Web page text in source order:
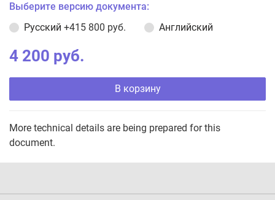
Выберите версию документа:
Русский +415 800 руб. Английский
4 200 руб.
В корзину
More technical details are being prepared for this
document.